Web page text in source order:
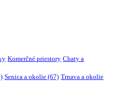
Komerčné priestory Chaty a
Senica a okolie (67) Trnava a okolie